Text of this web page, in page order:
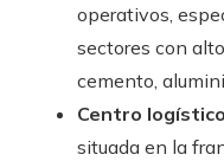
operativos,
sectores con
cemento,
Centro
situada en la